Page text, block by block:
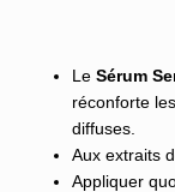
Le Sérum
réconforte
diffuses.
Aux extraits
Appliquer